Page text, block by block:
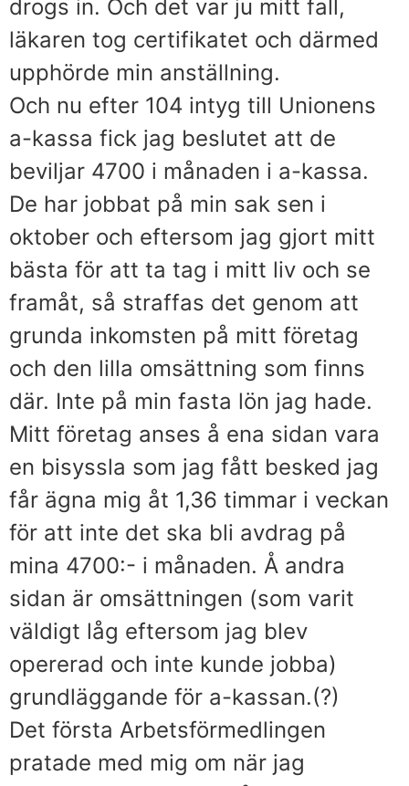
drogs in. Och det var ju mitt fall,
läkaren tog certifikatet och därmed
upphörde min anställning.
Och nu efter 104 intyg till Unionens
a-kassa fick jag beslutet att de
beviljar 4700 i månaden i a-kassa.
De har jobbat på min sak sen i
oktober och eftersom jag gjort mitt
bästa för att ta tag i mitt liv och se
framåt, så straffas det genom att
grunda inkomsten på mitt företag
och den lilla omsättning som finns
där. Inte på min fasta lön jag hade.
Mitt företag anses å ena sidan vara
en bisyssla som jag fått besked jag
får ägna mig åt 1,36 timmar i veckan
för att inte det ska bli avdrag på
mina 4700:- i månaden. Å andra
sidan är omsättningen (som varit
väldigt låg eftersom jag blev
opererad och inte kunde jobba)
grundläggande för a-kassan.(?)
Det första Arbetsförmedlingen
pratade med mig om när jag